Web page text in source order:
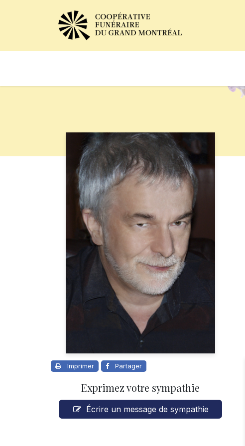
Imprimer Partager
Exprimez votre sympathie
Écrire un message de sympathie